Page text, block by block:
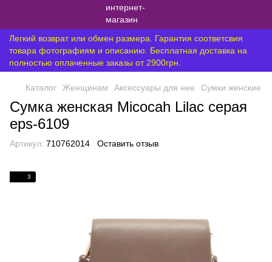
Легкий возврат или обмен размера. Гарантия соответсвия
товара фотографиям и описанию. Бесплатная доставка на
полностью оплаченные заказы от 2900грн.
Каталог Женщинам Аксессуары для нее Сумки женские
Сумка женская Micocah Lilac серая
eps-6109
Артикул: 710762014 Оставить отзыв
3